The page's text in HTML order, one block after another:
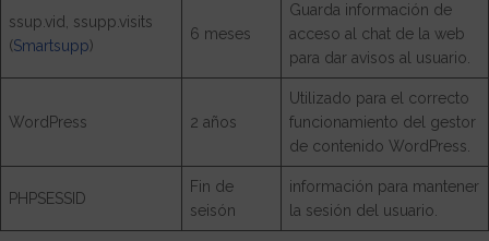
ssup.vid, ssupp.visits
(Smartsupp)
6 meses
Guarda información de
acceso al chat de la web
para dar avisos al usuario.
WordPress 2 años
Utilizado para el correcto
funcionamiento del gestor
de contenido WordPress.
PHPSESSID
Fin de
seisón
información para mantener
la sesión del usuario.